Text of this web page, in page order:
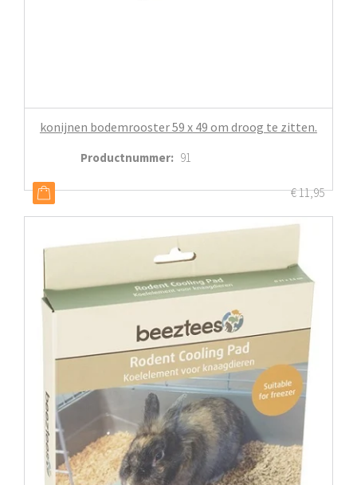
konijnen bodemrooster 59 x 49 om droog te zitten.
Productnummer: 91
€11,95